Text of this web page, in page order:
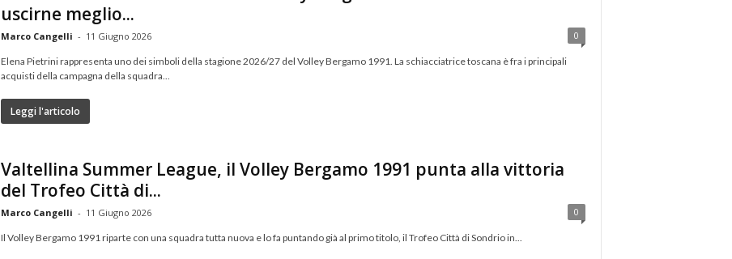
uscirne meglio...
Marco Cangelli - 11 Giugno 2026 0
Elena Pietrini rappresenta uno dei simboli della stagione 2026/27 del Volley Bergamo 1991. La schiacciatrice toscana è fra i principali
acquisti della campagna della squadra...
Leggi l'articolo
Valtellina Summer League, il Volley Bergamo 1991 punta alla vittoria
del Trofeo Città di...
Marco Cangelli - 11 Giugno 2026 0
Il Volley Bergamo 1991 riparte con una squadra tutta nuova e lo fa puntando già al primo titolo, il Trofeo Città di Sondrio in...